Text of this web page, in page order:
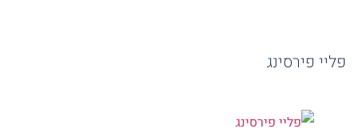
פליי פירסינג